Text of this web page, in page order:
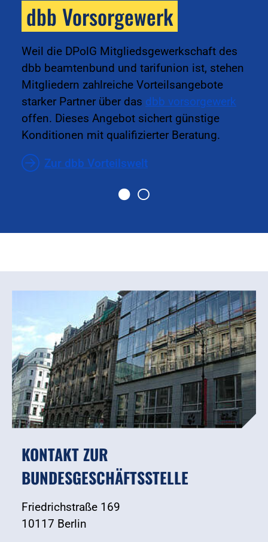
dbb Vorsorgewerk
Weil die DPolG Mitgliedsgewerkschaft des
dbb beamtenbund und tarifunion ist, stehen
Mitgliedern zahlreiche Vorteilsangebote
starker Partner über das dbb vorsorgewerk
offen. Dieses Angebot sichert günstige
Konditionen mit qualifizierter Beratung.
Zur dbb Vorteilswelt
KONTAKT ZUR
BUNDESGESCHÄFTSSTELLE
Friedrichstraße 169
10117 Berlin